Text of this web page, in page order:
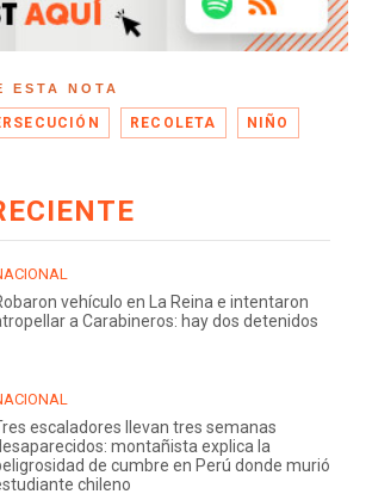
ESTA NOTA
RECOLETA NIÑO
vehículo en La Reina e intentaron
a Carabineros: hay dos detenidos
escaladores llevan tres semanas
montañista explica la
de cumbre en Perú donde murió
chileno